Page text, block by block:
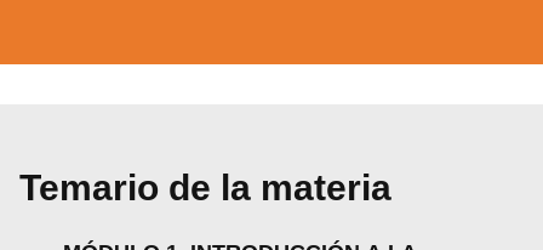
Temario de la materia